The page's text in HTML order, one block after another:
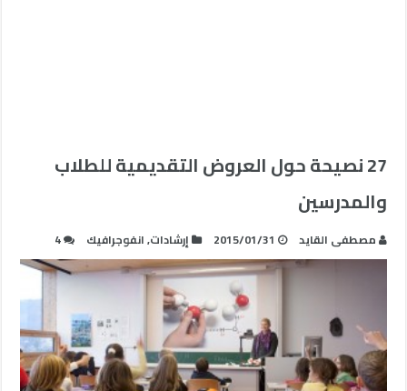
27 نصيحة حول العروض التقديمية للطلاب
والمدرسين
مصطفى القايد 2015/01/31 إرشادات,انفوجرافيك 4